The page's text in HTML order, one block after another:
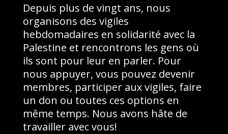
Depuis plus de vingt ans, nous
organisons des vigiles
hebdomadaires en solidarité avec la
Palestine et rencontrons les gens où
ils sont pour leur en parler. Pour
nous appuyer, vous pouvez devenir
membres, participer aux vigiles, faire
un don ou toutes ces options en
même temps. Nous avons hâte de
travailler avec vous!